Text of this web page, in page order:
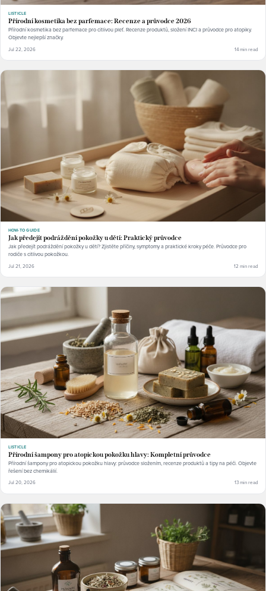
LISTICLE
Přírodní kosmetika bez parfemace: Recenze a průvodce 2026
Přírodní kosmetika bez parfemace pro citlivou pleť. Recenze produktů, složení INCI a průvodce pro atopiky.
Objevte nejlepší značky.
Jul 22, 2026 14 min read
HOW-TO GUIDE
Jak předejít podráždění pokožky u dětí: Praktický průvodce
Jak předejít podráždění pokožky u dětí? Zjistěte příčiny, symptomy a praktické kroky péče. Průvodce pro
rodiče s citlivou pokožkou.
Jul 21, 2026 12 min read
LISTICLE
Přírodní šampony pro atopickou pokožku hlavy: Kompletní průvodce
Přírodní šampony pro atopickou pokožku hlavy: průvodce složením, recenze produktů a tipy na péči. Objevte
řešení bez chemikálií.
Jul 20, 2026 13 min read